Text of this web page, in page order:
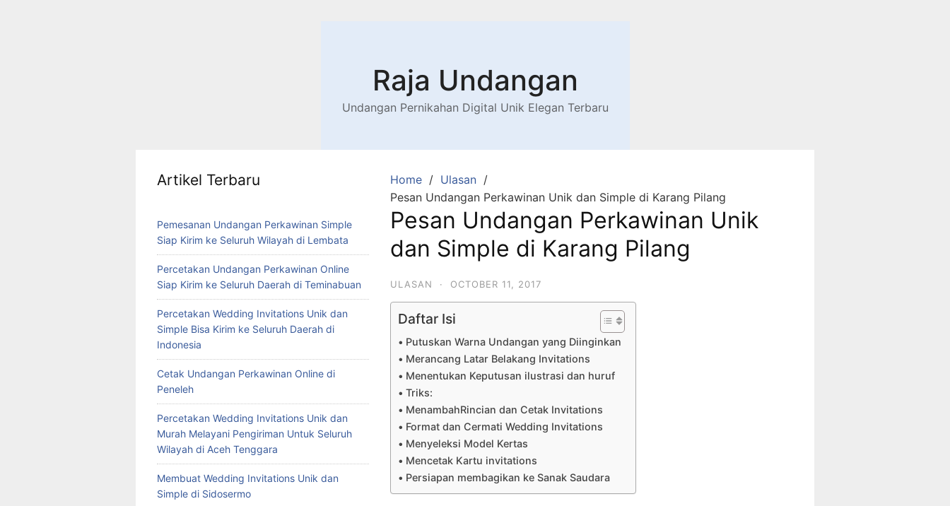
Raja Undangan
Undangan Pernikahan Digital Unik Elegan Terbaru
Home
Ulasan
Pesan Undangan Perkawinan Unik dan Simple di Karang Pilang
Pesan Undangan Perkawinan Unik
dan Simple di Karang Pilang
ULASAN · OCTOBER 11, 2017
Daftar Isi
Putuskan Warna Undangan yang Diinginkan
Merancang Latar Belakang Invitations
Menentukan Keputusan ilustrasi dan huruf
Triks:
MenambahRincian dan Cetak Invitations
Format dan Cermati Wedding Invitations
Menyeleksi Model Kertas
Mencetak Kartu invitations
Persiapan membagikan ke Sanak Saudara
Artikel Terbaru
Pemesanan Undangan Perkawinan Simple
Siap Kirim ke Seluruh Wilayah di Lembata
Percetakan Undangan Perkawinan Online
Siap Kirim ke Seluruh Daerah di Teminabuan
Percetakan Wedding Invitations Unik dan
Simple Bisa Kirim ke Seluruh Daerah di
Indonesia
Cetak Undangan Perkawinan Online di
Peneleh
Percetakan Wedding Invitations Unik dan
Murah Melayani Pengiriman Untuk Seluruh
Wilayah di Aceh Tenggara
Membuat Wedding Invitations Unik dan
Simple di Sidosermo